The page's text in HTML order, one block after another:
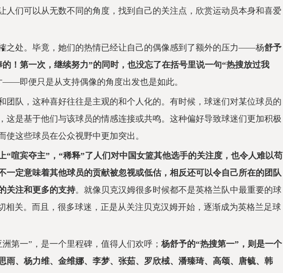
人们可以从无数不同的角度，找到自己的关注点，欣赏运动员本身和喜爱
之处。毕竟，她们的热情已经让自己的偶像感到了额外的压力——杨舒予
！第一次，继续努力”的同时，也没忘了在括号里说一句“热搜放过我
即便只是从支持偶像的角度出发也是如此。
团队，这种喜好往往是主观的和个人化的。有时候，球迷们对某位球员的
这是基于他们与该球员的情感连接或共鸣。这种偏好导致球迷们更加积极
这些球员在公众视野中更加突出。
“喧宾夺主”，“稀释”了人们对中国女篮其他选手的关注度，也令人难以苟
一定意味着其他球员的贡献被忽视或低估，相反还可以令自己所在的团队
关注和更多的支持。就像贝克汉姆很多时候都不是英格兰队中最重要的球
相关。而且，很多球迷，正是从关注贝克汉姆开始，逐渐成为英格兰足球
第一”，是一个里程碑，值得人们欢呼； 杨舒予的“热搜第一”，则是一个
雨、杨力维、金维娜、李梦、张茹、罗欣棫、潘臻琦、高颂、唐毓、韩